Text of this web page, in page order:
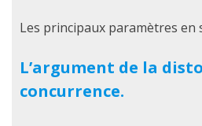
Les principaux paramètres en
L’argument de la
concurrence.